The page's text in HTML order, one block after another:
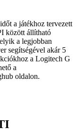
a játékhoz tervezett
között állítható
a legjobban
segítségével akár 5
a Logitech G
a
oldalon.